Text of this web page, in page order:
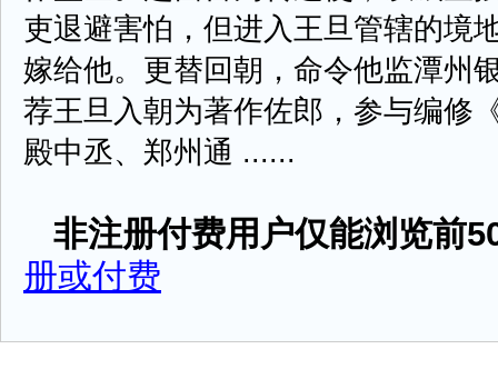
吏退避害怕，但进入王旦管辖的境
嫁给他。更替回朝，命令他监潭州
荐王旦入朝为著作佐郎，参与编修
殿中丞、郑州通 ......
非注册付费用户仅能浏览前
册或付费